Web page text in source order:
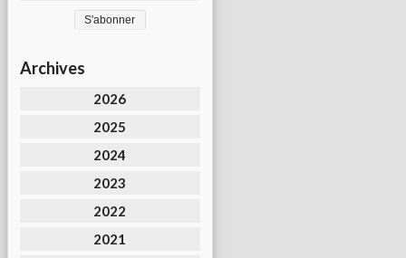
Archives
2026
2025
2024
2023
2022
2021